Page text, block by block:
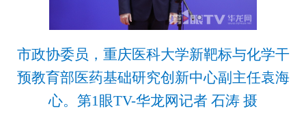
市政协委员，重庆医科大学新靶标与化学干
预教育部医药基础研究创新中心副主任袁海
心。第1眼TV-华龙网记者 石涛 摄